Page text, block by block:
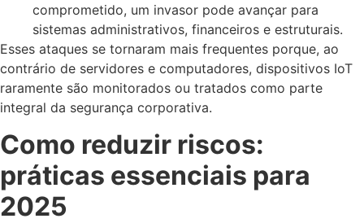
comprometido, um invasor pode avançar para
sistemas administrativos, financeiros e estruturais.
Esses ataques se tornaram mais frequentes porque, ao
contrário de servidores e computadores, dispositivos IoT
raramente são monitorados ou tratados como parte
integral da segurança corporativa.
Como reduzir riscos:
práticas essenciais para
2025